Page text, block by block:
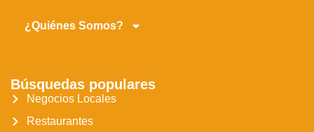
¿Quiénes Somos?
Búsquedas populares
Negocios Locales
Restaurantes